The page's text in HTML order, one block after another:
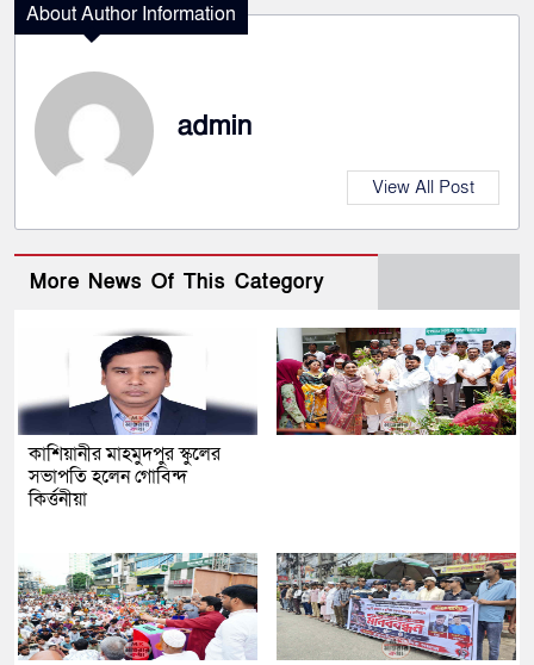
About Author Information
admin
View All Post
More News Of This Category
কাশিয়ানীর মাহমুদপুর স্কুলের
সভাপতি হলেন গোবিন্দ
কির্ত্তনীয়া